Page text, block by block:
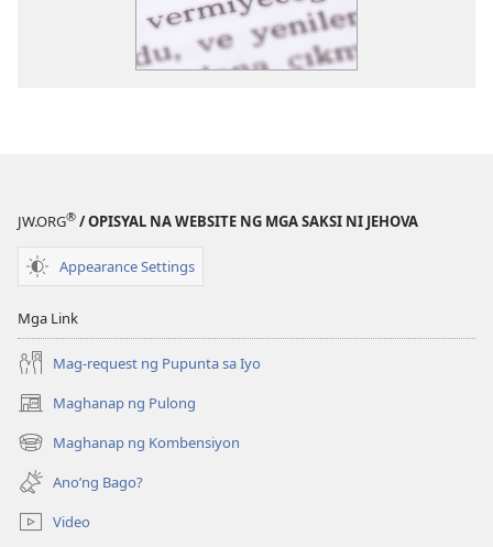
JW.ORG® / OPISYAL NA WEBSITE NG MGA SAKSI NI JEHOVA
Appearance Settings
Mga Link
Mag-request ng Pupunta sa Iyo
Maghanap ng Pulong
(may
bubukas
na
bagong
window)
Maghanap ng Kombensiyon
(may
bubukas
na
bagong
window)
Ano’ng Bago?
Video